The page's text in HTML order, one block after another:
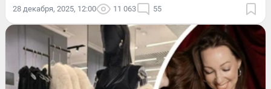
28 декабря, 2025, 12:00 11 063 55